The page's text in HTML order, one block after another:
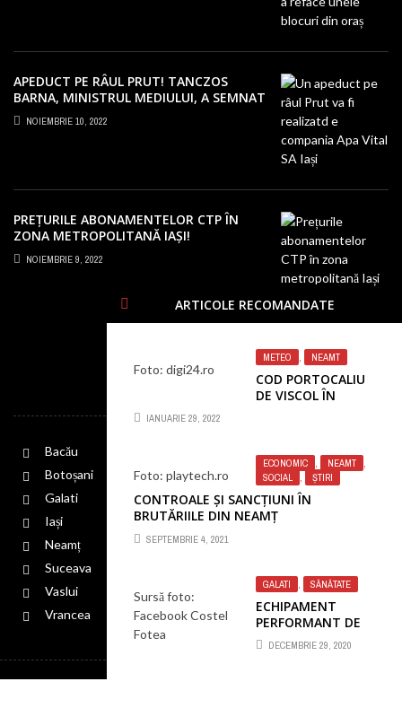
ARTICOLE RECOMANDATE
Foto: digi24.ro
METEO , NEAMT
COD PORTOCALIU
DE VISCOL ÎN
IANUARIE 29, 2022
Foto: playtech.ro
ECONOMIC , NEAMT
,
SOCIAL
, ȘTIRI
CONTROALE ȘI SANCȚIUNI ÎN
BRUTĂRIILE DIN NEAMȚ
SEPTEMBRIE 4, 2021
Sursă foto:
Facebook Costel
Fotea
GALATI SĂNĂTATE
ECHIPAMENT
PERFORMANT DE
RADIOLOGIE LA
SPITALUL CLINIC DE
DECEMBRIE 29, 2020
APEDUCT PE RÂUL PRUT! TANCZOS
BARNA, MINISTRUL MEDIULUI, A SEMNAT
PROIECTUL LA IAȘI!
NOIEMBRIE 10, 2022
PREȚURILE ABONAMENTELOR CTP ÎN
ZONA METROPOLITANĂ IAȘI!
NEMULȚUMIRI PENTRU SUMELE URIAȘE
CERUTE PE BILETE
NOIEMBRIE 9, 2022
Bacău
Botoșani
Galati
Iași
Neamț
Suceava
Vaslui
Vrancea